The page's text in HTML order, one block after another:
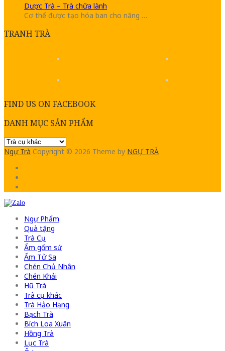
Dược Trà – Trà chữa lành
Cơ thể được tạo hóa ban cho năng …
TRANH TRÀ
FIND US ON FACEBOOK
DANH MỤC SẢN PHẨM
Ngự Trà Copyright © 2026 Theme by NGỰ TRÀ
Ngự Phẩm
Quà tặng
Trà Cụ
Ấm gốm sứ
Ấm Tử Sa
Chén Chủ Nhân
Chén Khải
Hũ Trà
Trà cụ khác
Trà Hảo Hạng
Bạch Trà
Bích Loa Xuân
Hồng Trà
Lục Trà